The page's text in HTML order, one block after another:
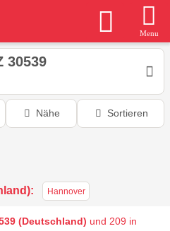
Menu
30539
Nähe Sortieren
Hannover
(Deutschland) und 209 in